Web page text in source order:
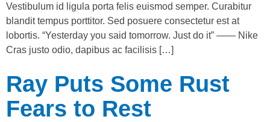
Vestibulum id ligula porta felis euismod semper. Curabitur
blandit tempus porttitor. Sed posuere consectetur est at
lobortis. “Yesterday you said tomorrow. Just do it” —— Nike
Cras justo odio, dapibus ac facilisis […]
Ray Puts Some Rust
Fears to Rest